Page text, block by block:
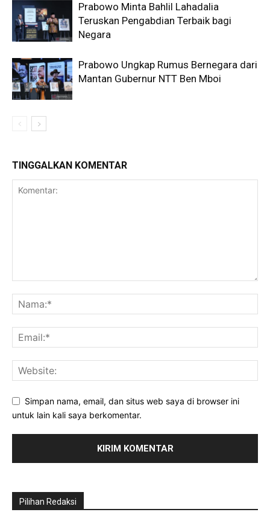
Prabowo Minta Bahlil Lahadalia
Teruskan Pengabdian Terbaik bagi
Negara
Prabowo Ungkap Rumus Bernegara dari
Mantan Gubernur NTT Ben Mboi
TINGGALKAN KOMENTAR
Simpan nama, email, dan situs web saya di browser ini
untuk lain kali saya berkomentar.
Pilihan Redaksi